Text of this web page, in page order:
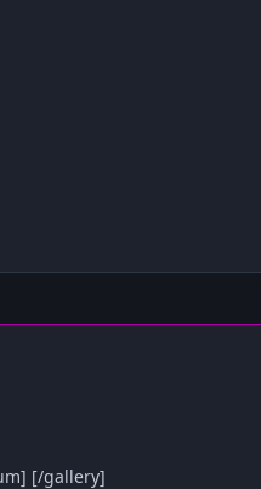
[/gallery]